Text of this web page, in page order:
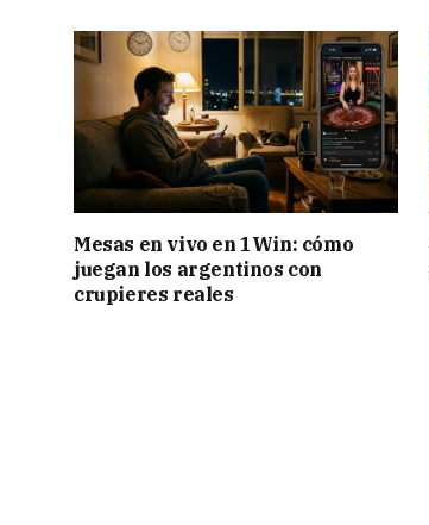
Mesas en vivo en 1Win: cómo
juegan los argentinos con
crupieres reales